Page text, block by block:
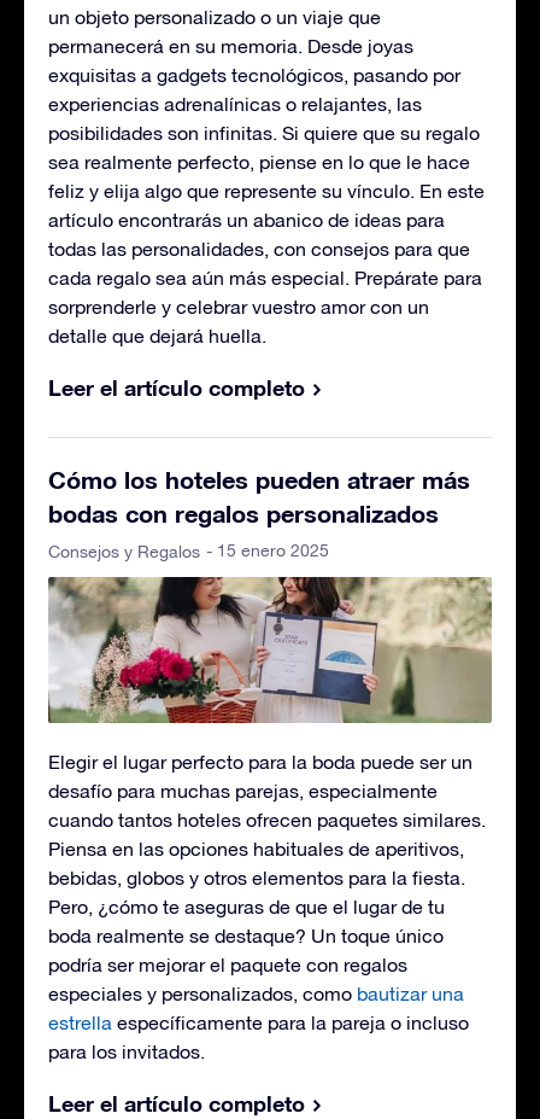
un objeto personalizado o un viaje que
permanecerá en su memoria. Desde joyas
exquisitas a gadgets tecnológicos, pasando por
experiencias adrenalínicas o relajantes, las
posibilidades son infinitas. Si quiere que su regalo
sea realmente perfecto, piense en lo que le hace
feliz y elija algo que represente su vínculo. En este
artículo encontrarás un abanico de ideas para
todas las personalidades, con consejos para que
cada regalo sea aún más especial. Prepárate para
sorprenderle y celebrar vuestro amor con un
detalle que dejará huella.
Leer el artículo completo
Cómo los hoteles pueden atraer más
bodas con regalos personalizados
Consejos y Regalos - 15 enero 2025
Elegir el lugar perfecto para la boda puede ser un
desafío para muchas parejas, especialmente
cuando tantos hoteles ofrecen paquetes similares.
Piensa en las opciones habituales de aperitivos,
bebidas, globos y otros elementos para la fiesta.
Pero, ¿cómo te aseguras de que el lugar de tu
boda realmente se destaque? Un toque único
podría ser mejorar el paquete con regalos
especiales y personalizados, como bautizar una
estrella específicamente para la pareja o incluso
para los invitados.
Leer el artículo completo